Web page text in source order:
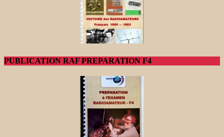
PUBLICATION RAF PREPARATION F4